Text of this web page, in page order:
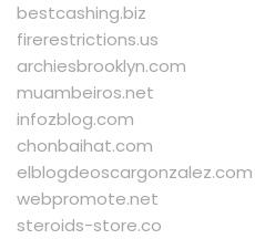
bestcashing.biz
firerestrictions.us
archiesbrooklyn.com
muambeiros.net
infozblog.com
chonbaihat.com
elblogdeoscargonzalez.com
webpromote.net
steroids-store.co